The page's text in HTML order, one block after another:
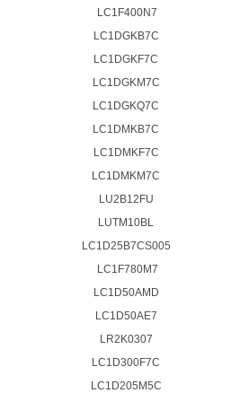
LC1F400N7
LC1DGKB7C
LC1DGKF7C
LC1DGKM7C
LC1DGKQ7C
LC1DMKB7C
LC1DMKF7C
LC1DMKM7C
LU2B12FU
LUTM10BL
LC1D25B7CS005
LC1F780M7
LC1D50AMD
LC1D50AE7
LR2K0307
LC1D300F7C
LC1D205M5C